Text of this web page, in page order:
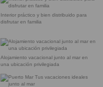
Interior práctico y bien distribuido para
disfrutar en familia
Alojamiento vacacional junto al mar en
una ubicación privilegiada